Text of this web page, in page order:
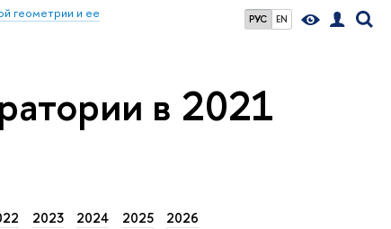
РУС EN
геометрии и ее
в 2021
2023 2024 2025 2026